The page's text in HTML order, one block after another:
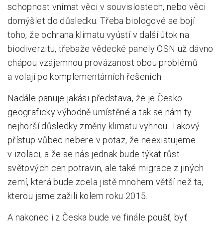
schopnost vnímat věci v souvislostech, nebo věci
domýšlet do důsledku. Třeba biologové se bojí
toho, že ochrana klimatu vyústí v další útok na
biodiverzitu, třebaže vědecké panely OSN už dávno
chápou vzájemnou provázanost obou problémů
a volají po komplementárních řešeních.
Nadále panuje jakási představa, že je Česko
geograficky výhodně umístěné a tak se nám ty
nejhorší důsledky změny klimatu vyhnou. Takový
přístup vůbec nebere v potaz, že neexistujeme
v izolaci, a že se nás jednak bude týkat růst
světových cen potravin, ale také migrace z jiných
zemí, která bude zcela jistě mnohem větší než ta,
kterou jsme zažili kolem roku 2015.
A nakonec i z Česka bude ve finále poušť, byť